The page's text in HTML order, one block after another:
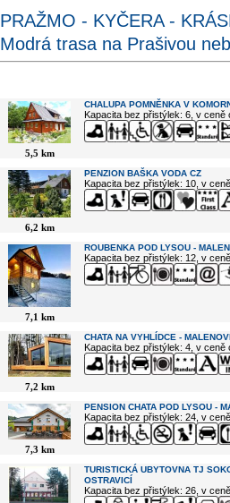
PRAŽMO - KYČERA -
Modrá trasa na Prašivou
5,5 km
CHALUPA POMNĚNKA V
Kapacita bez přistýlek: 6, v ceně
6,2 km
PENZION BAŠKA VODA CZ
Kapacita bez přistýlek: 10, v
7,1 km
ROUBENKA POD LYSOU -
Kapacita bez přistýlek: 12, v
7,2 km
CHATA NA VYHLÍDCE -
Kapacita bez přistýlek: 4, v ceně
7,3 km
PENSION CHATA POD LYSOU -
Kapacita bez přistýlek: 24, v
TURISTICKÁ UBYTOVNA TJ
OSTRAVICÍ
Kapacita bez přistýlek: 26, v